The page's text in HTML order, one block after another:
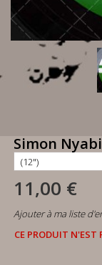
Simon
11,00 €
Ajouter à ma liste
CE PRODUIT N'EST